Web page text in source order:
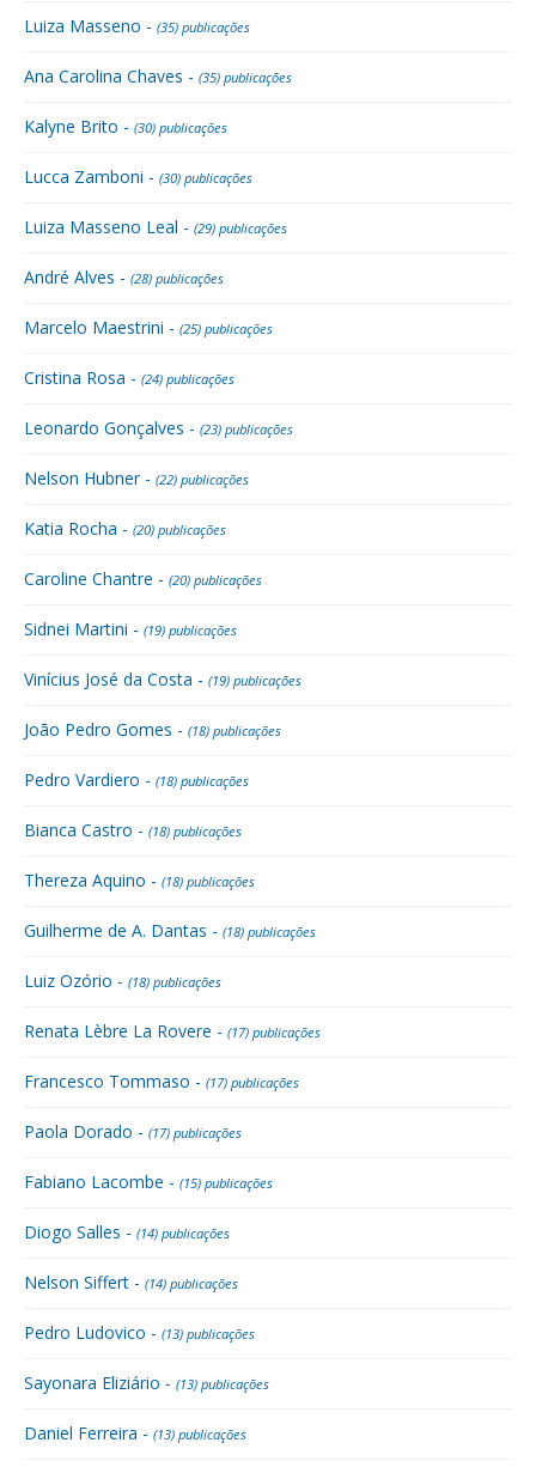
Luiza Masseno - (35) publicações
Ana Carolina Chaves - (35) publicações
Kalyne Brito - (30) publicações
Lucca Zamboni - (30) publicações
Luiza Masseno Leal - (29) publicações
André Alves - (28) publicações
Marcelo Maestrini - (25) publicações
Cristina Rosa - (24) publicações
Leonardo Gonçalves - (23) publicações
Nelson Hubner - (22) publicações
Katia Rocha - (20) publicações
Caroline Chantre - (20) publicações
Sidnei Martini - (19) publicações
Vinícius José da Costa - (19) publicações
João Pedro Gomes - (18) publicações
Pedro Vardiero - (18) publicações
Bianca Castro - (18) publicações
Thereza Aquino - (18) publicações
Guilherme de A. Dantas - (18) publicações
Luiz Ozório - (18) publicações
Renata Lèbre La Rovere - (17) publicações
Francesco Tommaso - (17) publicações
Paola Dorado - (17) publicações
Fabiano Lacombe - (15) publicações
Diogo Salles - (14) publicações
Nelson Siffert - (14) publicações
Pedro Ludovico - (13) publicações
Sayonara Eliziário - (13) publicações
Daniel Ferreira - (13) publicações